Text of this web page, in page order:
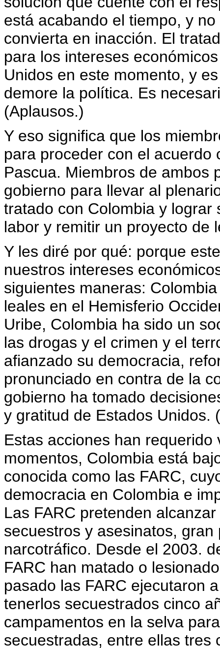
está acabando el tiempo, y
convierta en inacción. El
para los intereses
Unidos en este momento, y
demore la política. Es
(Aplausos.)
Y eso significa que los
para proceder con el
Pascua. Miembros de ambos
gobierno para llevar al
tratado con Colombia y
labor y remitir un proyecto de
Y les diré por qué: porque
nuestros intereses
siguientes maneras:
leales en el Hemisferio
Uribe, Colombia ha sido un
las drogas y el crimen y el
afianzado su democracia,
pronunciado en contra de la
gobierno ha tomado
y gratitud de Estados Unidos.
Estas acciones han
momentos, Colombia está
conocida como las FARC,
democracia en Colombia e
Las FARC pretenden
secuestros y asesinatos,
narcotráfico. Desde el 2003.
FARC han matado o
pasado las FARC ejecutaron
tenerlos secuestrados cinco
campamentos en la selva
secuestradas, entre ellas tres